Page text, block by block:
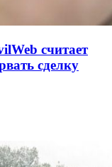
считает
сделку